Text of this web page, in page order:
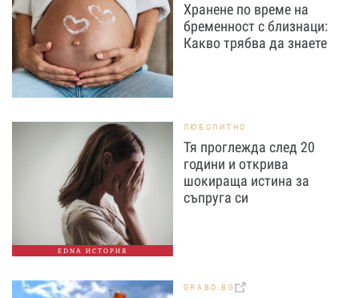
Хранене по време на
бременност с близнаци:
Какво трябва да знаете
EDNA ИСТОРИЯ
ЛЮБОПИТНО
Тя проглежда след 20
години и открива
шокираща истина за
съпруга си
GRABO.BG